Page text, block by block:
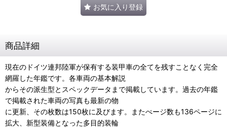
お気に入り登録
商品詳細
現在のドイツ連邦陸軍が保有する装甲車の全てを残すことなく完全
網羅した年鑑です。各車両の基本解説
からその派生型とスペックデータまで掲載しています。過去の年鑑
で掲載された車両の写真も最新の物
に更新、その枚数は150枚に及びます。またぺージ数も136ページに
拡大、新型装備となった多目的装輪